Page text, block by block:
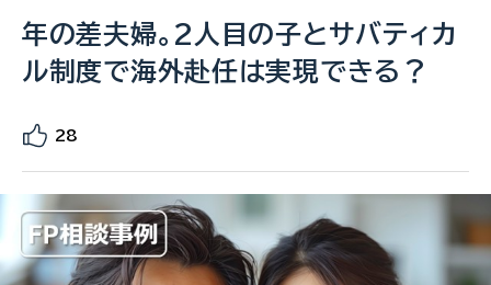
年の差夫婦。2人目の子とサバティカ
ル制度で海外赴任は実現できる？
28